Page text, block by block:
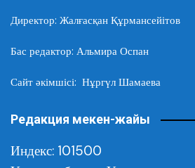
Директор: Жалғасқан Құрмансейітов
Бас редактор: Альмира Оспан
Сайт әкімшісі: Нұргүл Шамаева
Редакция мекен-жайы
Индекс: 101500